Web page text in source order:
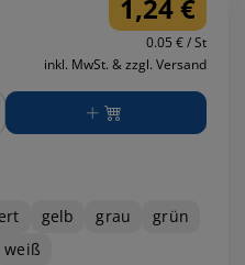
1,24 €
0.05 € / St
inkl. MwSt. & zzgl. Versand
gelb grau
grün
weiß